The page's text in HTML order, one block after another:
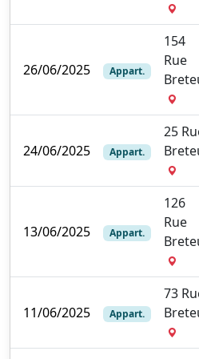
26/06/2025 Appart.
154
Rue
24/06/2025 Appart.
25
13/06/2025 Appart.
126
Rue
11/06/2025 Appart.
73